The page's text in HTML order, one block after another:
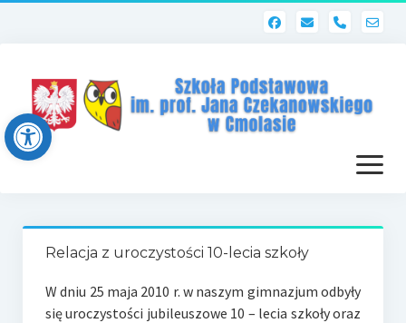
Open toolbar
phone
otwórz
menu
Dziennik elektroniczny (Librus)
Dla nauczycieli
Relacja z uroczystości 10-lecia szkoły
W dniu 25 maja 2010 r. w naszym gimnazjum odbyły
się uroczystości jubileuszowe 10 – lecia szkoły oraz